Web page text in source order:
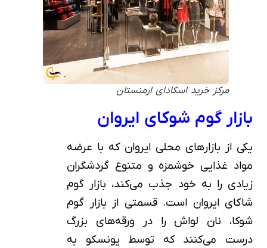
مرکز خرید اسکادای ارمنستان
بازار گوم شوکای ایروان
یکی از بازارهای محلی ایروان که با عرضه
مواد غذایی خوشمزه و متنوع گردشگران
زیادی را به خود جذب می‌کند، بازار گوم
شاکای ایروان است. قسمتی از بازار گوم
شوکا، نان لواش را در ورقه‌های بزرگ
درست می‌کنند که توسط یونسکو به